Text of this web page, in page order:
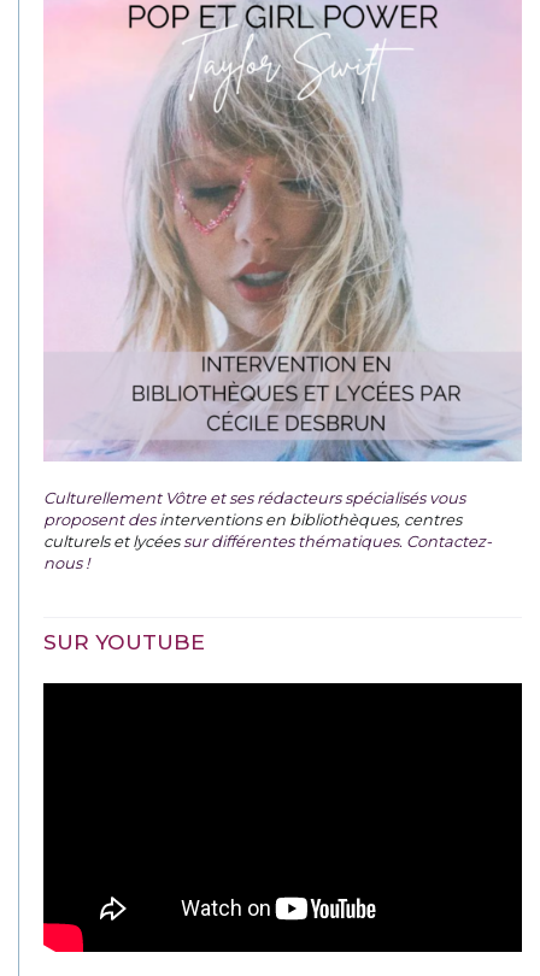
Culturellement Vôtre et ses rédacteurs spécialisés vous
proposent desinterventions en bibliothèques, centres
culturels et lycéessur différentes thématiques. Contactez-
nous !
SUR YOUTUBE